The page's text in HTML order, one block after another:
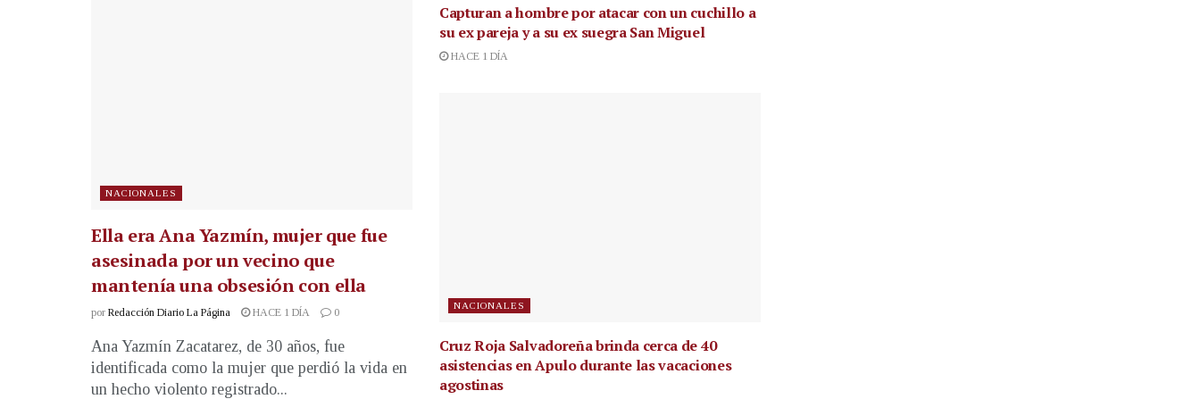
NACIONALES
Ella era Ana Yazmín, mujer que fue
asesinada por un vecino que
mantenía una obsesión con ella
por Redacción Diario La Página HACE 1 DÍA 0
Ana Yazmín Zacatarez, de 30 años, fue
identificada como la mujer que perdió la vida en
un hecho violento registrado...
Capturan a hombre por atacar con un cuchillo a
su ex pareja y a su ex suegra San Miguel
HACE 1 DÍA
NACIONALES
Cruz Roja Salvadoreña brinda cerca de 40
asistencias en Apulo durante las vacaciones
agostinas